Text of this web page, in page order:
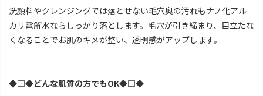
洗顔料やクレンジングでは落とせない毛穴奥の汚れもナノ化アル
カリ電解水ならしっかり落とします。毛穴が引き締まり、目立たな
くなることでお肌のキメが整い、透明感がアップします。
◆□◆どんな肌質の方でもOK◆□◆